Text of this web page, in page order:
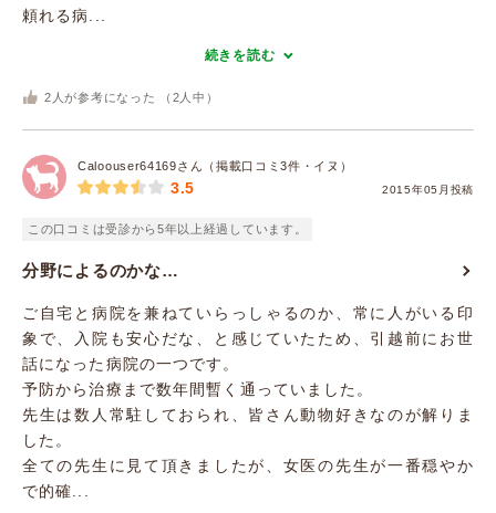
頼れる病...
続きを読む
2 人が参考になった （ 2 人中）
Caloouser64169さん（掲載口コミ3件・イヌ）
2015年05月投稿
3.5
この口コミは受診から5年以上経過しています。
分野によるのかな…
ご自宅と病院を兼ねていらっしゃるのか、常に人がいる印
象で、入院も安心だな、と感じていたため、引越前にお世
話になった病院の一つです。
予防から治療まで数年間暫く通っていました。
先生は数人常駐しておられ、皆さん動物好きなのが解りま
した。
全ての先生に見て頂きましたが、女医の先生が一番穏やか
で的確...